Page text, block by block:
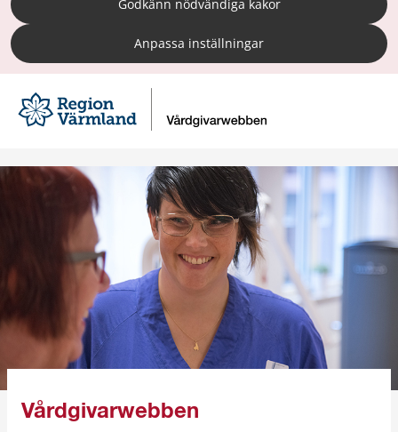
Godkänn nödvändiga kakor
Anpassa inställningar
Vårdgivarwebben